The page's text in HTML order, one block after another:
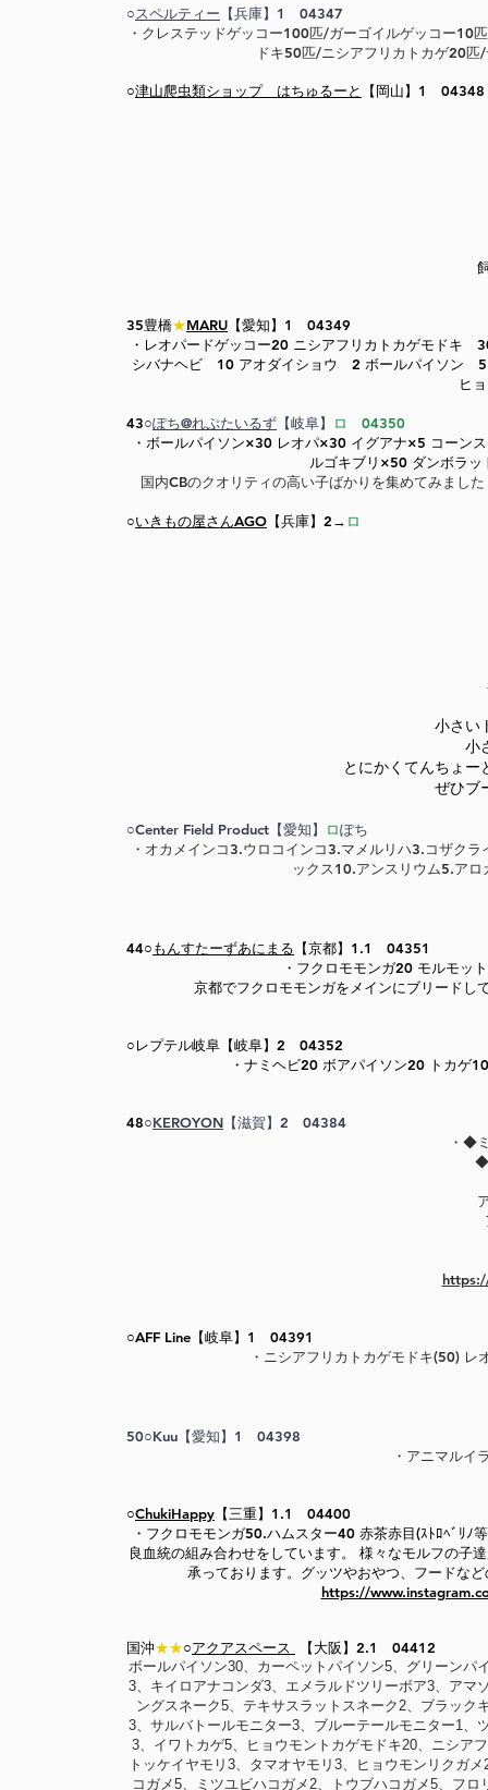
○スペルティー 【兵庫】1 04347
・クレステッドゲッコー100匹/ガーゴイルゲッコー10
ドキ50匹/ニシアフリカトカゲ20
○津山爬虫類ショップ はちゅるーと 【岡山】1 04348
35豊橋★MARU 【愛知】1 04349
・レオパードゲッコー20 ニシアフリカトカゲモド
シバナヘビ 10 アオダイショウ 2 ボールパイソン
ヒ
43○ぽち@れぷたいるず 【岐阜】
ロ 04350
・ボールパイソン×30 レオパ×30 イグアナ×5 コーン
ルゴキブリ×50 ダンボラ
国内CBのクオリティの高い子ばかりを集めてみまし
○いきもの屋さん​AGO 【兵庫】2→ ロ
小さい
小
とにかくてんちょ
ぜひブ
○Center Field Product【愛知】 ロぽち
・オカメインコ3.ウロコインコ3.マメルリハ3.コザク
ックス10.アンスリウム5.ア
44○もんすたーずあにまる 【京都】1.1 04351
・フクロモモンガ20 モルモッ
京都でフクロモモンガをメインにブリードし
○レプテル岐阜【岐阜】2 04352
・ナミヘビ20 ボアパイソン20 トカゲ
48○KEROYON 【滋賀】2 04384
・◆
◆
○AFF Line【岐阜】1 04391
・ニシアフリカトカゲモドキ(50)
50○Kuu【愛知】1 04398
・アニマルイ
○ChukiHappy 【三重】1.1 04400
・フクロモモンガ50.ハムスター40 赤茶赤目(ｽﾄﾛﾍﾞﾘﾉ
良血統の組み合わせをしています。 様々なモルフの子
承っております。グッツやおやつ、フードな
https://
国沖★★○アクアスペース 【大阪】2.1 04412
ボールパイソン30、カーペットパイソン5、グリーン
3、キイロアナコンダ3、エメラルドツリーボア3、アマ
ングスネーク5、テキサスラットスネーク2、ブラッ
3、サルバトールモニター3、ブルーテールモニター1
3、イワトカゲ5、ヒョウモントカゲモドキ20、ニシア
トッケイヤモリ3、タマオヤモリ3、ヒョウモンリクガ
コガメ5、ミツユビハコガメ2、トウブハコガメ5、フ